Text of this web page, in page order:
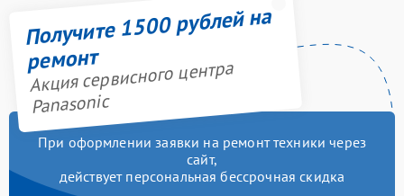
Получите 1500 рублей на
ремонт
Акция сервисного центра
Panasonic
При оформлении заявки на ремонт техники через
сайт,
действует персональная бессрочная скидка